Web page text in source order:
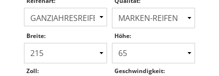
Breite: Höhe:
Zoll: Geschwindigkeit: